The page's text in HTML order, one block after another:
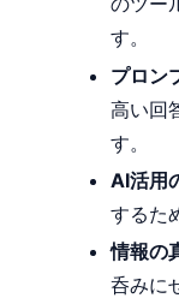
す。
プロン
高い回
す。
AI活用
するた
情報の
呑みに